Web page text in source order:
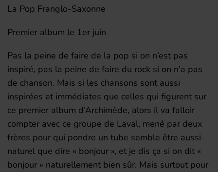
La Pop Franglo-Saxonne
Premier album le 1er juin
Pas la peine de faire de la pop si on n’est pas
inspiré, pas la peine de faire du rock si on n’a pas
de chanson. Mais si les chansons sont aussi
inspirées et immédiates que celles qui figurent sur
ce premier album d’Archimède, alors il va falloir
compter avec ce groupe de Laval, mené par deux
frères pour qui pondre un tube semble être aussi
naturel que dire « bonjour », et je dis ça si on dit «
bonjour » naturellement bien sûr. Mais surtout pour